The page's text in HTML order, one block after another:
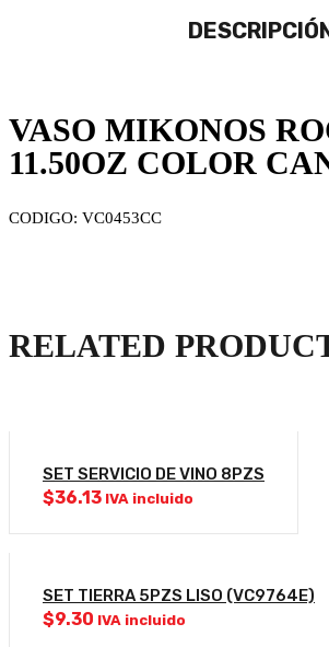
VASO MIKONOS
11.50OZ COLOR
CODIGO: VC0453CC
RELATED
SET SERVICIO DE VINO 8PZS
$36.13 IVA incluido
SET TIERRA 5PZS LISO (VC9764E)
$9.30 IVA incluido